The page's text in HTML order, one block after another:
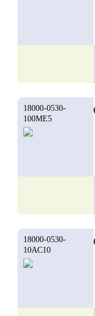
18000-0530-
100ME5
18000-0530-
10AC10